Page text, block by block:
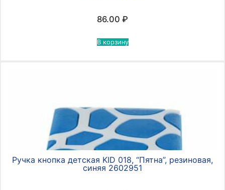
86.00 ₽
В корзину
Ручка кнопка детская KID 018, “Пятна”, резиновая,
синяя 2602951